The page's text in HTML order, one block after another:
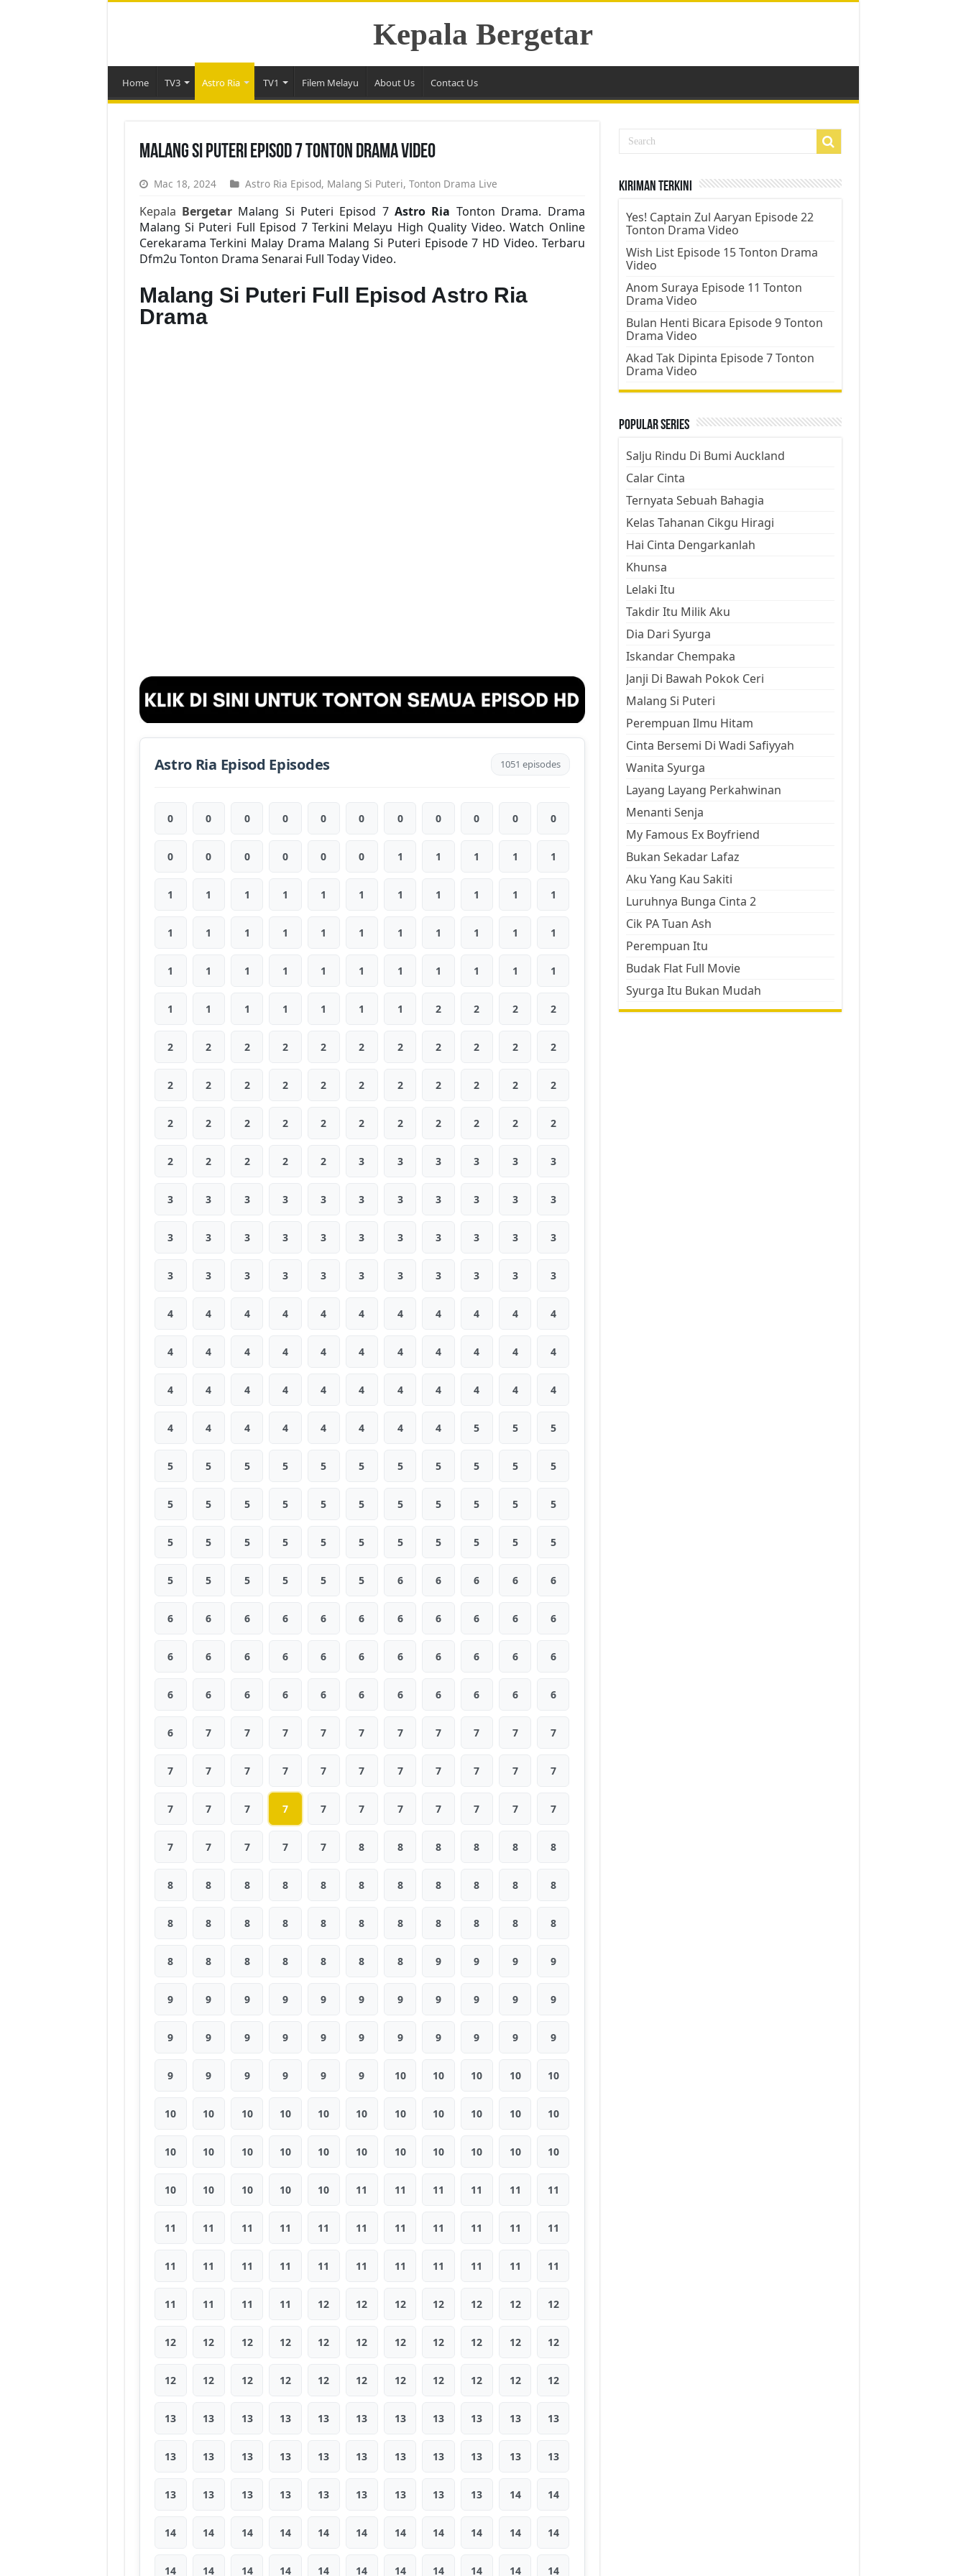
Kepala Bergetar
Home TV3 Astro Ria TV1 Filem Melayu About Us Contact Us
Malang Si Puteri Episod 7 Tonton Drama Video
Mac 18, 2024 Astro Ria Episod, Malang Si Puteri, Tonton Drama Live
Kepala BergetarMalang Si Puteri Episod 7Astro Ria Tonton Drama. Drama
Malang Si Puteri Full Episod 7 Terkini Melayu High Quality Video. Watch Online
Cerekarama Terkini Malay Drama Malang Si Puteri Episode 7 HD Video. Terbaru
Dfm2u Tonton Drama Senarai Full Today Video.
Malang Si Puteri Full Episod Astro Ria
Drama
Astro Ria Episod Episodes 1051 episodes
0 0 0 0 0 0 0 0 0 0 0
0 0 0 0 0 0 1 1 1 1 1
1 1 1 1 1 1 1 1 1 1 1
1 1 1 1 1 1 1 1 1 1 1
1 1 1 1 1 1 1 1 1 1 1
1 1 1 1 1 1 1 2 2 2 2
2 2 2 2 2 2 2 2 2 2 2
2 2 2 2 2 2 2 2 2 2 2
2 2 2 2 2 2 2 2 2 2 2
2 2 2 2 2 3 3 3 3 3 3
3 3 3 3 3 3 3 3 3 3 3
3 3 3 3 3 3 3 3 3 3 3
3 3 3 3 3 3 3 3 3 3 3
4 4 4 4 4 4 4 4 4 4 4
4 4 4 4 4 4 4 4 4 4 4
4 4 4 4 4 4 4 4 4 4 4
4 4 4 4 4 4 4 4 5 5 5
5 5 5 5 5 5 5 5 5 5 5
5 5 5 5 5 5 5 5 5 5 5
5 5 5 5 5 5 5 5 5 5 5
5 5 5 5 5 5 6 6 6 6 6
6 6 6 6 6 6 6 6 6 6 6
6 6 6 6 6 6 6 6 6 6 6
6 6 6 6 6 6 6 6 6 6 6
6 7 7 7 7 7 7 7 7 7 7
7 7 7 7 7 7 7 7 7 7 7
7 7 7 7 7 7 7 7 7 7 7
7 7 7 7 7 8 8 8 8 8 8
8 8 8 8 8 8 8 8 8 8 8
8 8 8 8 8 8 8 8 8 8 8
8 8 8 8 8 8 8 9 9 9 9
9 9 9 9 9 9 9 9 9 9 9
9 9 9 9 9 9 9 9 9 9 9
9 9 9 9 9 9 10 10 10 10 10
10 10 10 10 10 10 10 10 10 10 10
10 10 10 10 10 10 10 10 10 10 10
10 10 10 10 10 11 11 11 11 11 11
11 11 11 11 11 11 11 11 11 11 11
11 11 11 11 11 11 11 11 11 11 11
11 11 11 11 12 12 12 12 12 12 12
12 12 12 12 12 12 12 12 12 12 12
12 12 12 12 12 12 12 12 12 12 12
13 13 13 13 13 13 13 13 13 13 13
13 13 13 13 13 13 13 13 13 13 13
13 13 13 13 13 13 13 13 13 14 14
14 14 14 14 14 14 14 14 14 14 14
14 14 14 14 14 14 14 14 14 14 14
Kiriman Terkini
Yes! Captain Zul Aaryan Episode 22
Tonton Drama Video
Wish List Episode 15 Tonton Drama
Video
Anom Suraya Episode 11 Tonton
Drama Video
Bulan Henti Bicara Episode 9 Tonton
Drama Video
Akad Tak Dipinta Episode 7 Tonton
Drama Video
Popular Series
Salju Rindu Di Bumi Auckland
Calar Cinta
Ternyata Sebuah Bahagia
Kelas Tahanan Cikgu Hiragi
Hai Cinta Dengarkanlah
Khunsa
Lelaki Itu
Takdir Itu Milik Aku
Dia Dari Syurga
Iskandar Chempaka
Janji Di Bawah Pokok Ceri
Malang Si Puteri
Perempuan Ilmu Hitam
Cinta Bersemi Di Wadi Safiyyah
Wanita Syurga
Layang Layang Perkahwinan
Menanti Senja
My Famous Ex Boyfriend
Bukan Sekadar Lafaz
Aku Yang Kau Sakiti
Luruhnya Bunga Cinta 2
Cik PA Tuan Ash
Perempuan Itu
Budak Flat Full Movie
Syurga Itu Bukan Mudah